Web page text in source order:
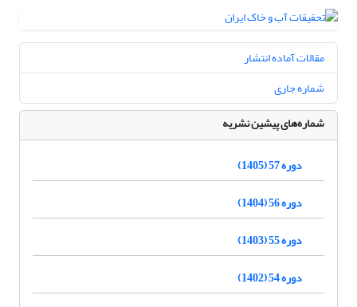
مقالات آماده انتشار
شماره جاری
شماره‌های پیشین نشریه
دوره 57 (1405)
دوره 56 (1404)
دوره 55 (1403)
دوره 54 (1402)